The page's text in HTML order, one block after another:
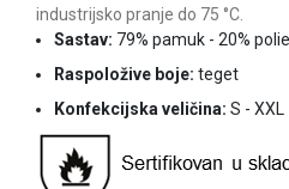
industrijsko pranje do 75 °C.
Sastav: 79% pamuk - 20%
Raspoložive boje: teget
Konfekcijska veličina: S - XXL